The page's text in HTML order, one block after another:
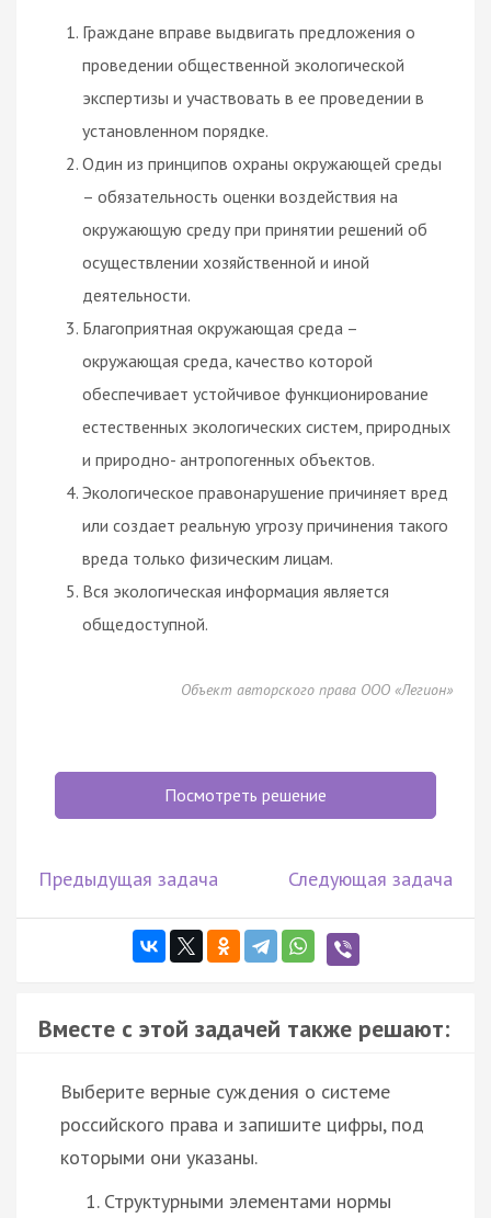
Граждане вправе выдвигать предложения о
проведении общественной экологической
экспертизы и участвовать в ее проведении в
установленном порядке.
Один из принципов охраны окружающей среды
– обязательность оценки воздействия на
окружающую среду при принятии решений об
осуществлении хозяйственной и иной
деятельности.
Благоприятная окружающая среда –
окружающая среда, качество которой
обеспечивает устойчивое функционирование
естественных экологических систем, природных
и природно- антропогенных объектов.
Экологическое правонарушение причиняет вред
или создает реальную угрозу причинения такого
вреда только физическим лицам.
Вся экологическая информация является
общедоступной.
Объект авторского права ООО «Легион»
Посмотреть решение
Предыдущая задача Следующая задача
Вместе с этой задачей также решают:
Выберите верные суждения о системе
российского права и запишите цифры, под
которыми они указаны.
Структурными элементами нормы